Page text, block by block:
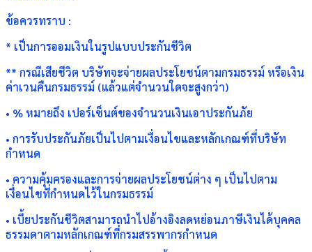
ข้อควรทราบ :
* เป็นการออมเงินในรูปแบบประกันชีวิต
** กรณีเสียชีวิต บริษัทจะจ่ายผลประโยชน์ตามกรมธรรม์ หรือเงิน
ค่าเวนคืนกรมธรรม์ (แล้วแต่จำนวนใดจะสูงกว่า)
• % หมายถึง เปอร์เซ็นต์ของจำนวนเงินเอาประกันภัย
• การรับประกันภัยเป็นไปตามเงื่อนไขและหลักเกณฑ์ที่บริษัท
กำหนด
• ความคุ้มครองและการจ่ายผลประโยชน์ต่าง ๆ เป็นไปตาม
เงื่อนไขที่กำหนดไว้ในกรมธรรม์
• เบี้ยประกันชีวิตสามารถนำไปอ้างอิงลดหย่อนภาษีเงินได้บุคคล
ธรรมดาตามหลักเกณฑ์ที่กรมสรรพากรกำหนด